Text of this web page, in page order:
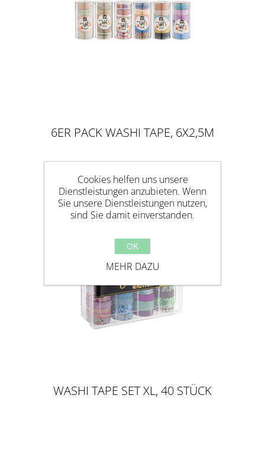
6ER PACK WASHI TAPE, 6X2,5M
WASHI TAPE SET XL, 40 STÜCK
Cookies helfen uns unsere
Dienstleistungen anzubieten. Wenn
Sie unsere Dienstleistungen nutzen,
sind Sie damit einverstanden.
OK
MEHR DAZU